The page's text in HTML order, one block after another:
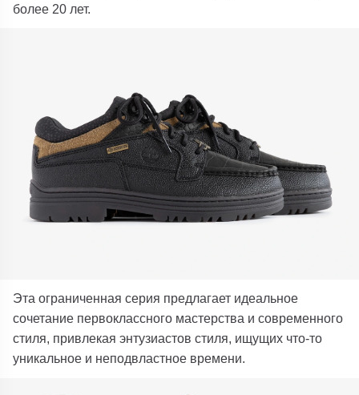
более 20 лет.
Эта ограниченная серия предлагает идеальное
сочетание первоклассного мастерства и современного
стиля, привлекая энтузиастов стиля, ищущих что-то
уникальное и неподвластное времени.